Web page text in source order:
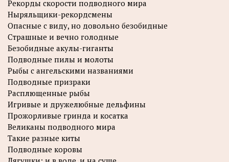
Рекорды скорости подводного мира
Ныряльщики-рекордсмены
Опасные с виду, но довольно безобидные
Страшные и вечно голодные
Безобидные акулы-гиганты
Подводные пилы и молоты
Рыбы с ангельскими названиями
Подводные призраки
Расплющенные рыбы
Игривые и дружелюбные дельфины
Прожорливые гринда и косатка
Великаны подводного мира
Такие разные киты
Подводные коровы